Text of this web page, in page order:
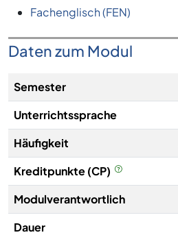
Fachenglisch (FEN)
Daten zum Modul
Semester
Unterrichtssprache
Häufigkeit
Kreditpunkte (CP)
Modulverantwortlich
Dauer